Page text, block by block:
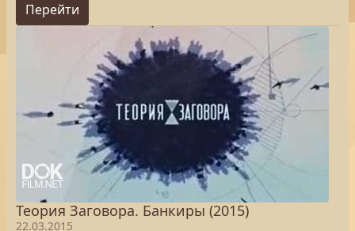
Перейти
Теория Заговора. Банкиры (2015)
22.03.2015